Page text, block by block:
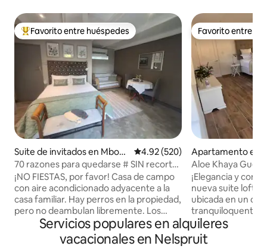
Favorito entre huéspedes preferido
Favorito entre huéspedes
Suite de invitados en Mbom
bela
Calificación promedio: 4.92 de
4.92 (520)
70 razones para quedarse # SIN recortes
de energía
¡NO FIESTAS, por favor! Casa de campo
con aire acondicionado adyacente a la
casa familiar. Hay perros en la propiedad,
pero no deambulan libremente. Los
gatos deambulan libremente. C.B.D,
gimnasios, centro comercial y
restaurantes a 5 minutos. Campo de golf
Favorito entre
Favorito entre
Apartamento en
r
Aloe Khaya
de golf seguro
¡Elegancia y
nueva suite loft
ubicada en un
tranquiloquente
18 hoyos.
contar con
energía solar
Servicios populares en alquileres
vacacionales en Nelspruit